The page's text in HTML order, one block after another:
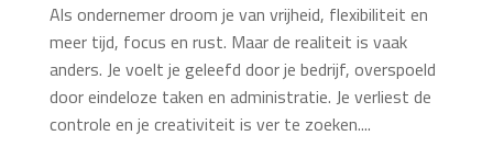
Als ondernemer droom je van vrijheid, flexibiliteit en
meer tijd, focus en rust. Maar de realiteit is vaak
anders. Je voelt je geleefd door je bedrijf, overspoeld
door eindeloze taken en administratie. Je verliest de
controle en je creativiteit is ver te zoeken....